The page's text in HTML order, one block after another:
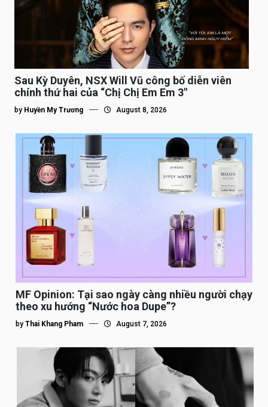
Sau Kỳ Duyên, NSX Will Vũ công bố diễn viên
chính thứ hai của “Chị Chị Em Em 3″
by Huyền My Trương August 8, 2026
MF Opinion: Tại sao ngày càng nhiều người chạy
theo xu hướng “Nước hoa Dupe”?
by Thai Khang Pham August 7, 2026